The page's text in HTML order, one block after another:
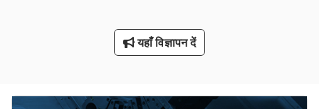
यहाँ विज्ञापन दें